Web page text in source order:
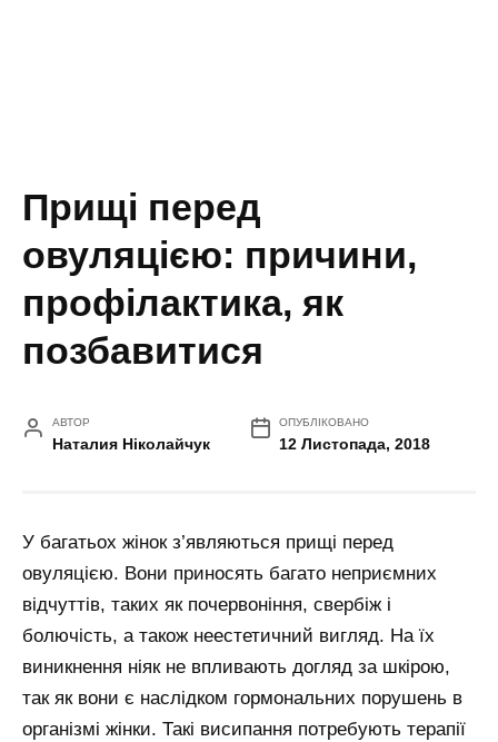
Прищі перед
овуляцією: причини,
профілактика, як
позбавитися
АВТОР
Наталия Ніколайчук
ОПУБЛІКОВАНО
12 Листопада, 2018
У багатьох жінок з’являються прищі перед
овуляцією. Вони приносять багато неприємних
відчуттів, таких як почервоніння, свербіж і
болючість, а також неестетичний вигляд. На їх
виникнення ніяк не впливають догляд за шкірою,
так як вони є наслідком гормональних порушень в
організмі жінки. Такі висипання потребують терапії